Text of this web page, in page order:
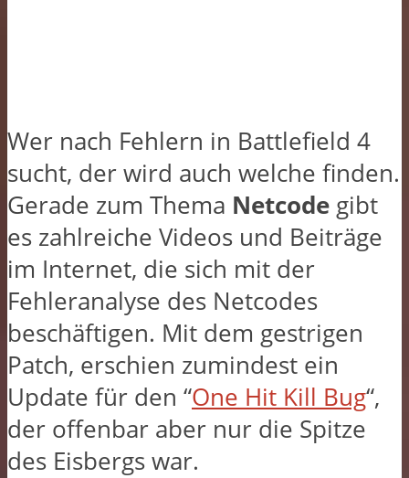
Wer nach Fehlern in Battlefield 4
sucht, der wird auch welche finden.
Gerade zum Thema Netcode gibt
es zahlreiche Videos und Beiträge
im Internet, die sich mit der
Fehleranalyse des Netcodes
beschäftigen. Mit dem gestrigen
Patch, erschien zumindest ein
Update für den “One Hit Kill Bug“,
der offenbar aber nur die Spitze
des Eisbergs war.